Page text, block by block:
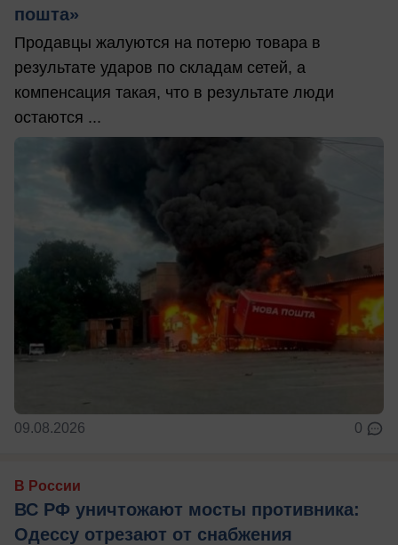
пошта»
Продавцы жалуются на потерю товара в
результате ударов по складам сетей, а
компенсация такая, что в результате люди
остаются ...
09.08.2026 0
В России
ВС РФ уничтожают мосты противника:
Одессу отрезают от снабжения